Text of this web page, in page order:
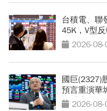
台積電、聯
45K，V型
2026-08-
國巨(2327)
預言重演華
亞科也點名
2026-08-